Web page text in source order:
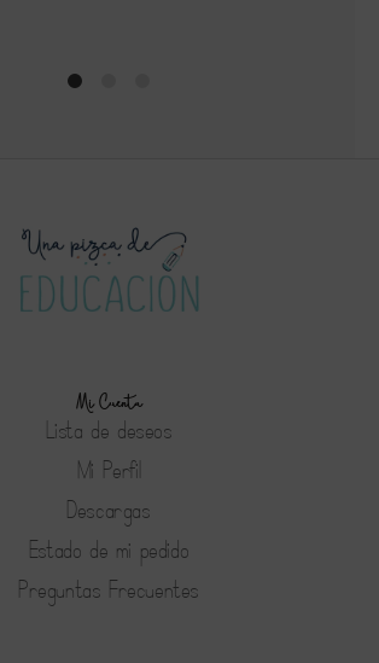
Mi Cuenta
Lista de deseos
Mi Perfil
Descargas
Estado de mi pedido
Preguntas Frecuentes